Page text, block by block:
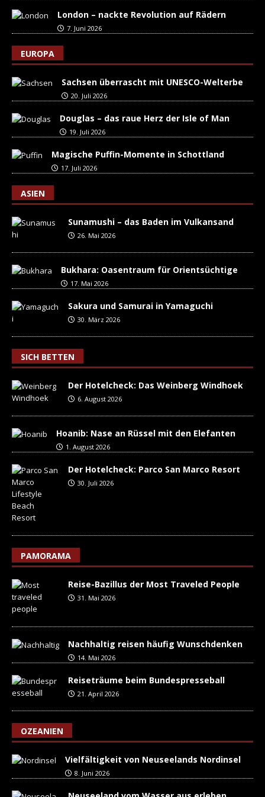
London – nackte Revolution auf Rädern
7. Juni 2026
EUROPA
Sachsen überrascht mit UNESCO-Welterbe
20. Juli 2026
Douglas – das raue Herz der Isle of Man
19. Juli 2026
Magische Puffin-Momente in Schottland
17. Juli 2026
ASIEN
Sunamushi – das Baden im Vulkansand
26. Mai 2026
Bukhara: Oasentraum für Orientsüchtige
17. Mai 2026
Sakura und Samurai in Yamaguchi
30. März 2026
SICH BETTEN
Der Hotelcheck: Das Weinberg Windhoek
6. August 2026
Hoanib: Nase an Rüssel mit den Elefanten
1. August 2026
Der Hotelcheck: Parco San Marco Resort
30. Juli 2026
PAMORAMA
Reise-Bazillus der Most Traveled People
31. Mai 2026
Nachhaltig reisen häufig Wunschdenken
14. Mai 2026
Reiseträume beim Bundespresseball
21. April 2026
OZEANIEN
Vielfältigkeit von Neuseelands Nordinsel
8. Juni 2026